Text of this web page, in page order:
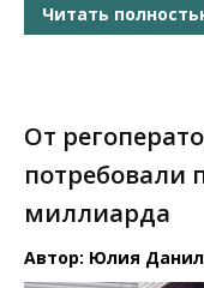
Читать
От
потребовали
миллиарда
Автор: Юлия